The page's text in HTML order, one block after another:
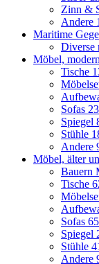
Zinn &
Andere
Maritime
Diverse
Möbel, modern
Tische
Sofas
Spiegel
Stühle
Andere
Möbel, älter
Bauern
Tische
Sofas 65
Spiegel
Stühle
Andere